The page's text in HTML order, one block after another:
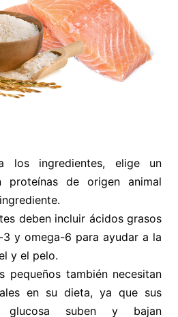
los ingredientes, elige un
proteínas de origen animal
deben incluir ácidos grasos
y omega-6 para ayudar a la
y el pelo.
pequeños también necesitan
en su dieta, ya que sus
glucosa suben y bajan